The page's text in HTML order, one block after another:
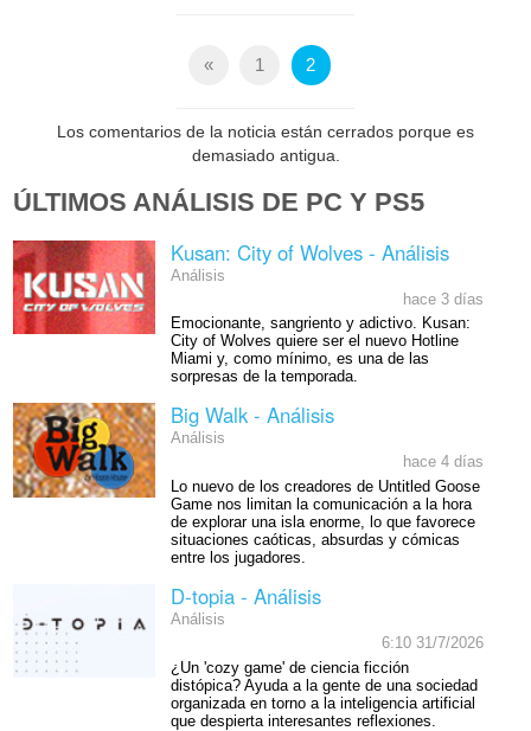
« 1 2
Los comentarios de la noticia están cerrados porque es
demasiado antigua.
ÚLTIMOS ANÁLISIS DE PC Y PS5
Kusan: City of Wolves - Análisis
Análisis
hace 3 días
Emocionante, sangriento y adictivo. Kusan:
City of Wolves quiere ser el nuevo Hotline
Miami y, como mínimo, es una de las
sorpresas de la temporada.
Big Walk - Análisis
Análisis
hace 4 días
Lo nuevo de los creadores de Untitled Goose
Game nos limitan la comunicación a la hora
de explorar una isla enorme, lo que favorece
situaciones caóticas, absurdas y cómicas
entre los jugadores.
D-topia - Análisis
Análisis
6:10 31/7/2026
¿Un 'cozy game' de ciencia ficción
distópica? Ayuda a la gente de una sociedad
organizada en torno a la inteligencia artificial
que despierta interesantes reflexiones.